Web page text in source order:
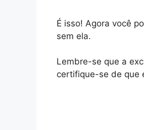
É isso! Agora você
sem ela.
Lembre-se que a
certifique-se de que